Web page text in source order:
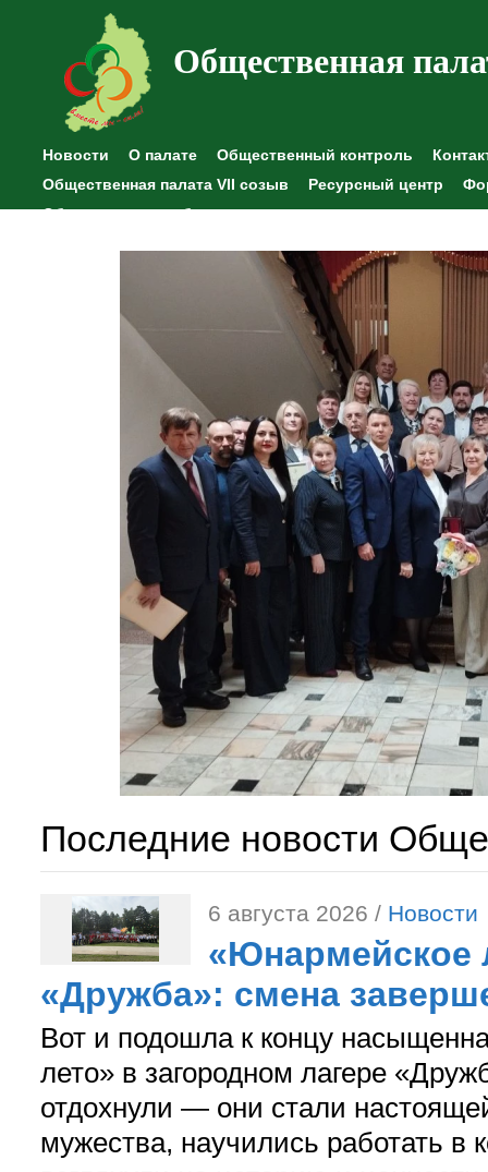
Общественная
Новости О палате Общественный контроль
Общественная палата VII созыв
Ресурсный центр
Общественные наблюдения
Последние новости
6 августа 2026 / Новости
«Юнармейское
«Дружба»: смена
Вот и подошла к концу
лето» в загородном лагере
отдохнули — они стали
мужества, научились работать в